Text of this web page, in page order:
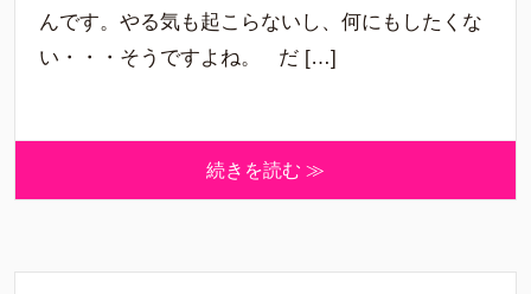
んです。やる気も起こらないし、何にもしたくな
い・・・そうですよね。 だ […]
続きを読む ≫